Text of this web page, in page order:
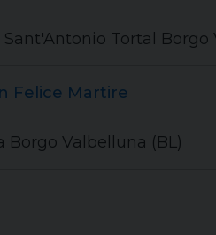
Tortal Borgo
Felice Martire
Borgo Valbelluna (BL)